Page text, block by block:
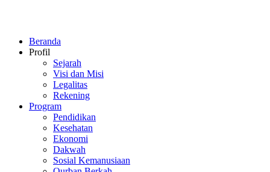
Beranda
Profil
Sejarah
Visi dan Misi
Legalitas
Rekening
Program
Pendidikan
Kesehatan
Ekonomi
Dakwah
Sosial Kemanusiaan